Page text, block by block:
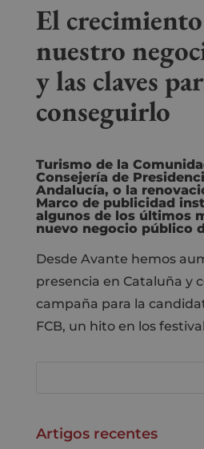
El
nuestro
y las claves
conseguirlo
Turismo de la
Consejería de
Andalucía, o la
Marco de publicidad
algunos de los últimos
nuevo negocio público
Desde Avante hemos
presencia en Cataluña y
campaña para la
FCB, un hito en los
Artigos recentes